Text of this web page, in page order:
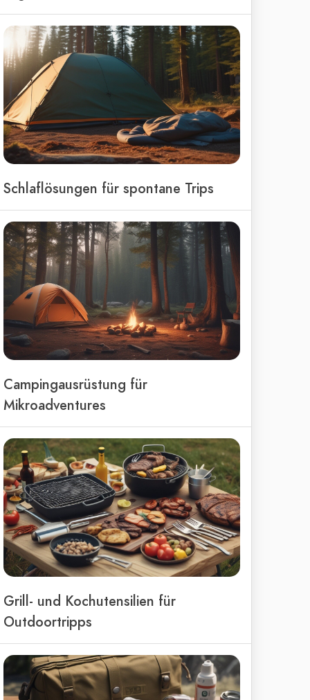
Schlaflösungen für spontane Trips
Campingausrüstung für
Mikroadventures
Grill- und Kochutensilien für
Outdoortripps